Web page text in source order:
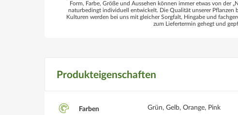
Form, Farbe, Größe und Aussehen können immer etwas von der
naturbedingt individuell entwickelt. Die Qualität unserer Pflanzen
Kulturen werden bei uns mit gleicher Sorgfalt, Hingabe und
zum Liefertermin gehegt und
Produkteigenschaften
Farben Grün, Gelb, Orange, Pink